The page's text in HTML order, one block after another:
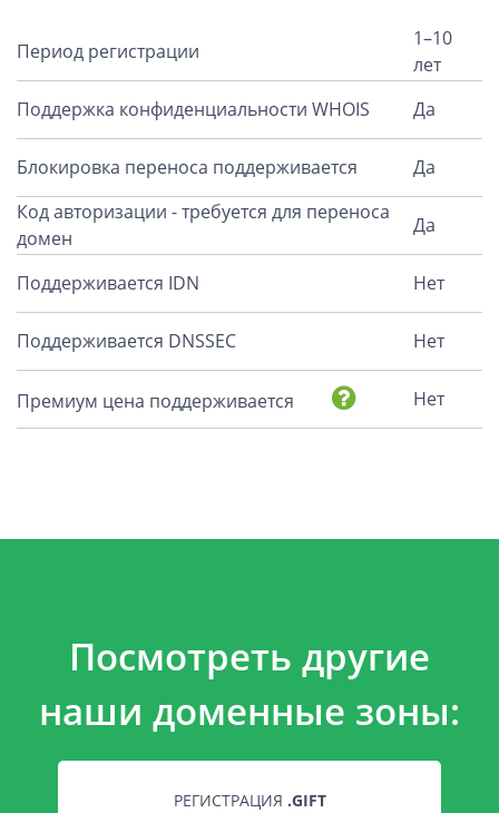
Период регистрации
1–10
лет
Поддержка конфиденциальности WHOIS
Да
Блокировка переноса поддерживается
Да
Код авторизации - требуется для переноса
домен
Да
Поддерживается IDN Нет
Поддерживается DNSSEC Нет
Премиум цена поддерживается Нет
Посмотреть другие
наши доменные зоны:
РЕГИСТРАЦИЯ .GIFT